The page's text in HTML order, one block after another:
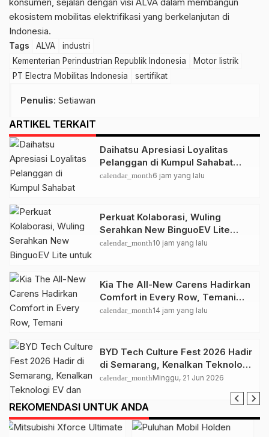
ekosistem mobilitas elektrifikasi yang berkelanjutan di
Indonesia.
Tags ALVA
industri
Kementerian Perindustrian Republik Indonesia
Motor listrik
PT Electra Mobilitas Indonesia
sertifikat
Penulis: Setiawan
ARTIKEL TERKAIT
Daihatsu Apresiasi Loyalitas
Pelanggan di Kumpul Sahabat
Depok
calendar_month6 jam yang lalu
Perkuat Kolaborasi, Wuling
Serahkan New BinguoEV Lite
untuk GrabRentals
calendar_month10 jam yang lalu
Kia The All-New Carens Hadirkan
Comfort in Every Row, Temani
Perjalanan Keluarga Lebih
calendar_month14 jam yang lalu
BYD Tech Culture Fest 2026 Hadir
di Semarang, Kenalkan Teknologi
EV dan Dual Mode ke Masyarakat
calendar_monthMinggu, 21 Jun 2026
REKOMENDASI UNTUK ANDA